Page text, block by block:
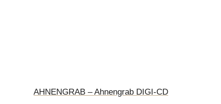
AHNENGRAB – Ahnengrab DIGI-CD